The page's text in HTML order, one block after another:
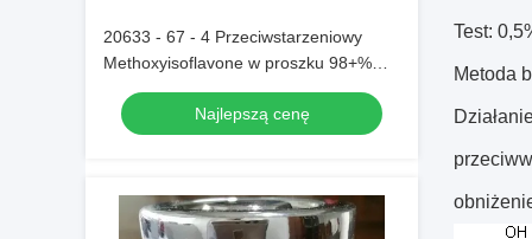
20633 - 67 - 4 Przeciwstarzeniowy
Methoxyisoflavone w proszku 98+%
Astragalozyd IV 20633 - 67 - 4
AntystresowyNajlepszą cenę
Test:
Metoda